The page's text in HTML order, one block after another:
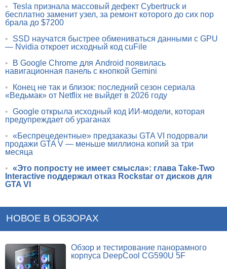
• Tesla признала массовый дефект Cybertruck и
бесплатно заменит узел, за ремонт которого до сих пор
брала до $7200
•
SSD научатся быстрее обмениваться данными с GPU
— Nvidia откроет исходный код cuFile
•
В Google Chrome для Android появилась
навигационная панель с кнопкой Gemini
•
Конец не так и близок: последний сезон сериала
«Ведьмак» от Netflix не выйдет в 2026 году
• Google открыла исходный код ИИ-модели, которая
предупреждает об ураганах
• «Беспрецедентные» предзаказы GTA VI подорвали
продажи GTA V — меньше миллиона копий за три
месяца
• «Это попросту не имеет смысла»: глава Take-Two
Interactive поддержал отказ Rockstar от дисков для
GTA VI
НОВОЕ В ОБЗОРАХ
Обзор и тестирование панорамного
корпуса DeepCool CG590U 5F